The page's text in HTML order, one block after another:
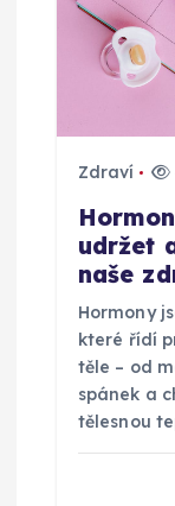
r
Zdraví
udržet
naše
Hormony
které řídí
těle – od
spánek a
tělesnou